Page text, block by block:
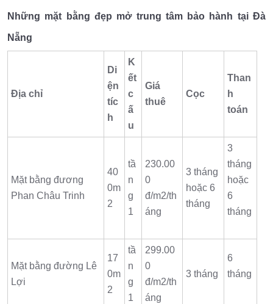
Những mặt bằng đẹp mở trung tâm bảo hành tại Đà
Nẵng
Địa chỉ
Di
ện
tíc
h
K
ết
c
ấ
u
Giá
thuê
Cọc
Than
h
toán
Mặt bằng đương
Phan Châu Trinh
40
0m
2
tầ
n
g
1
230.00
0
đ/m2/th
áng
3 tháng
hoặc 6
tháng
3
tháng
hoặc
6
tháng
Mặt bằng đường Lê
Lợi
17
0m
2
tầ
n
g
1
299.00
0
đ/m2/th
áng
3 tháng
6
tháng